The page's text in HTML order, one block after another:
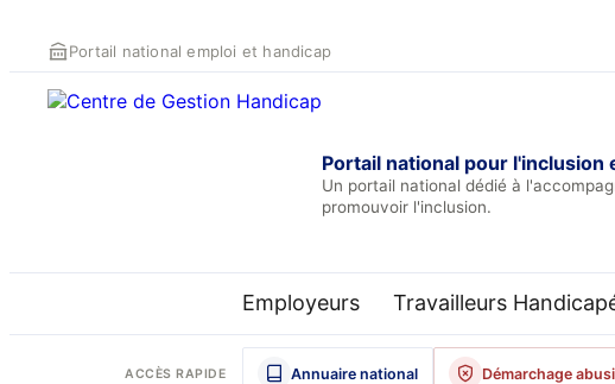
Portail national emploi et handicap
Portail national pour
Un portail national dédié à
promouvoir l'inclusion.
Employeurs Travailleurs
ACCÈS RAPIDE Annuaire national Démarchage